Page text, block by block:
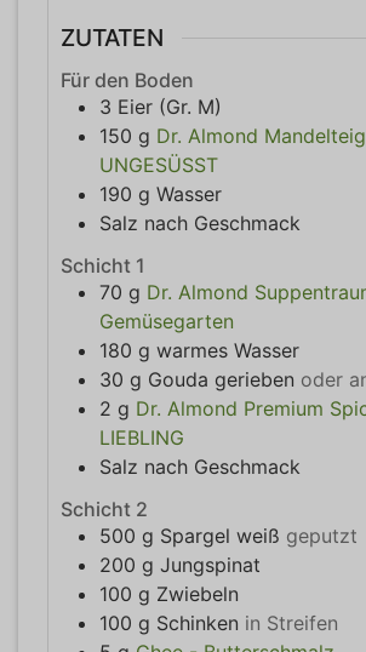
ZUTATEN
Für den Boden
3 Eier (Gr. M)
150 g Dr. Almond Mandelteig
UNGESÜSST
190 g Wasser
Salz nach Geschmack
Schicht 1
70 g Dr. Almond
Gemüsegarten
180 g warmes Wasser
30 g Gouda gerieben oder
2 g Dr. Almond Premium
LIEBLING
Salz nach Geschmack
Schicht 2
500 g Spargel weiß geputzt
200 g Jungspinat
100 g Zwiebeln
100 g Schinken in Streifen